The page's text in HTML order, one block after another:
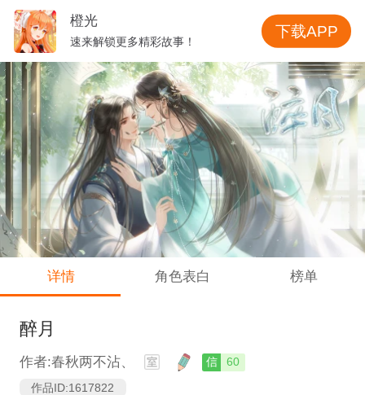
详情 角色表白 榜单
醉月
作者:春秋两不沾、 信
60
作品ID:1617822
橙光
速来解锁更多精彩故事！
下载APP